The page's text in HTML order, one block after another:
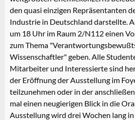
den quasi einzigen Repräsentanten
Industrie in Deutschland darstellte.
um 18 Uhr im Raum 2/N112 einen
zum Thema
Wissenschaftler" geben. Alle
Mitarbeiter und Interessierte sind
der Eröffnung der Ausstellung im
teilzunehmen oder in der
mal einen neugierigen Blick in die
Ausstellung wird drei Wochen lang